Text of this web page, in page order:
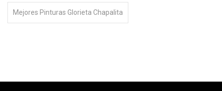
Mejores Pinturas Glorieta Chapalita